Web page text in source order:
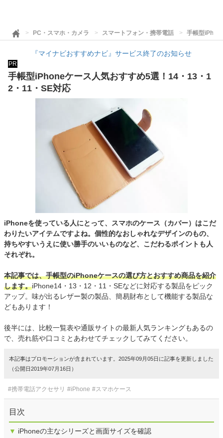
PC・スマホ・カメラ スマートフォン・携帯電話 手帳型
『マイナビおすすめナビ』サービス終了のお知らせ
PR
手帳型iPhoneケース人気おすすめ5選！14・13・1
2・11・SE対応
iPhoneを使っている人にとって、スマホのケース（カバー）はこだ
わりたいアイテムですよね。個性的なおしゃれなデザインのもの、
持ちやすいうえに使い勝手のいいものなど、こだわるポイントも人
それぞれ。
本記事では、手帳型のiPhoneケースの選び方とおすすめ商品を紹介
します。iPhone14・13・12・11・SEなどに対応する製品をピック
アップ。味が出るレザー製の製品、簡易財布として機能する製品な
どもあります！
後半には、比較一覧表や通販サイトの最新人気ランキングもあるの
で、売れ筋や口コミとあわせてチェックしてみてください。
本記事はプロモーションが含まれています。2025年09月05日に記事を更新しました
（公開日2019年07月16日）
#携帯電話アクセサリ #iPhone #スマホケース
目次
▼ iPhoneの主なシリーズと画面サイズを確認